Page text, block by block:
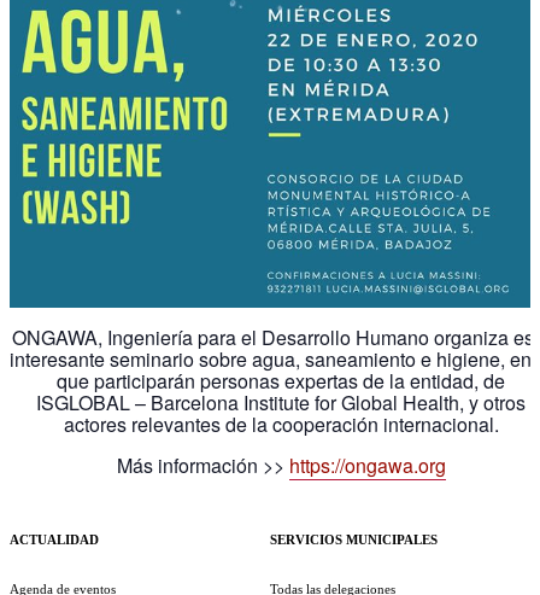
ONGAWA, Ingeniería para el Desarrollo Humano organiza
interesante seminario sobre agua, saneamiento e higiene, en
que participarán personas expertas de la entidad, de
ISGLOBAL – Barcelona Institute for Global Health, y otros
actores relevantes de la cooperación internacional.
Más información >> https://ongawa.org
ACTUALIDAD
Agenda de eventos
SERVICIOS MUNICIPALES
Todas las delegaciones